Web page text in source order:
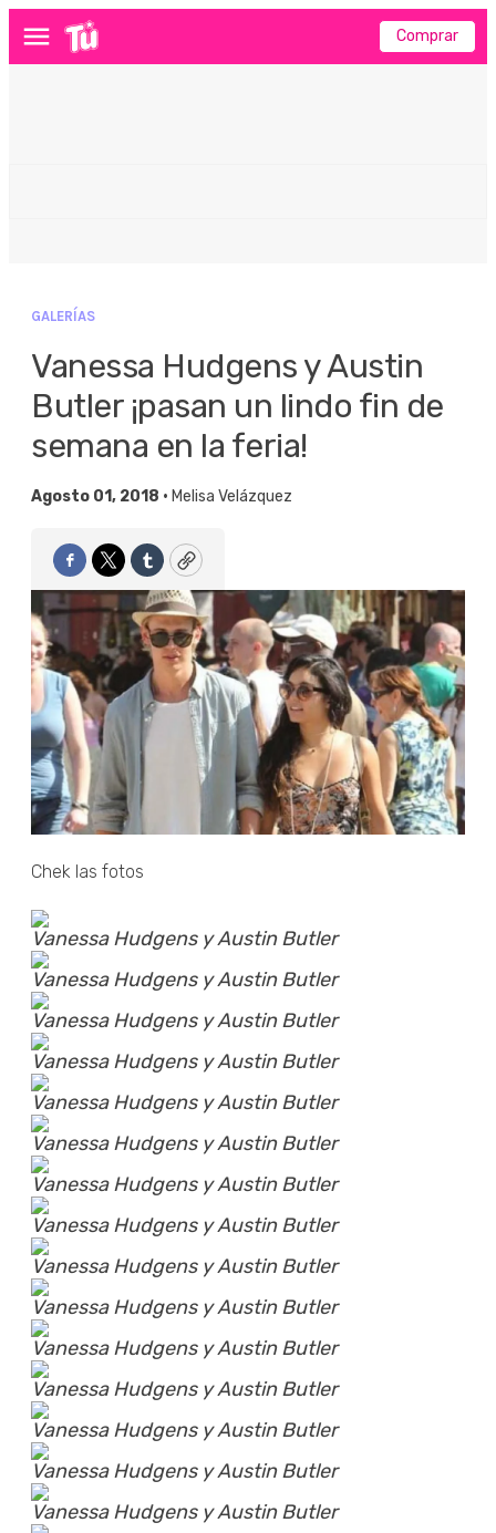
Menú Comprar
GALERÍAS
Vanessa Hudgens y Austin
Butler ¡pasan un lindo fin de
semana en la feria!
Agosto 01, 2018 • Melisa Velázquez
Facebook
TwitterTumblrCopy
Chek las fotos
Vanessa Hudgens y Austin Butler
Vanessa Hudgens y Austin Butler
Vanessa Hudgens y Austin Butler
Vanessa Hudgens y Austin Butler
Vanessa Hudgens y Austin Butler
Vanessa Hudgens y Austin Butler
Vanessa Hudgens y Austin Butler
Vanessa Hudgens y Austin Butler
Vanessa Hudgens y Austin Butler
Vanessa Hudgens y Austin Butler
Vanessa Hudgens y Austin Butler
Vanessa Hudgens y Austin Butler
Vanessa Hudgens y Austin Butler
Vanessa Hudgens y Austin Butler
Vanessa Hudgens y Austin Butler